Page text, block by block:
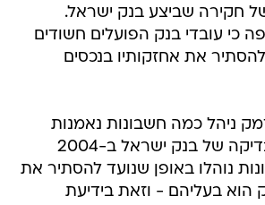
חקירה שביצע בנק ישראל.
כי עובדי בנק הפועלים חשודים
את אחזקותיו בנכסים
ניהל כמה חשבונות נאמנות
בבנק הפועלים. בדיקה של בנק ישראל ב-2004
נוהלו באופן שנועד להסתיר את
הוא בעליהם - וזאת בידיעת